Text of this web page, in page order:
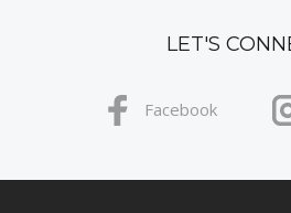
LET'S
Facebook